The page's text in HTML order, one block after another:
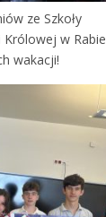
ze Szkoły
w Rabie
wakacji!